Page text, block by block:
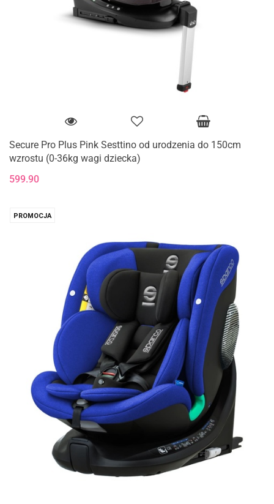
Secure Pro Plus Pink Sesttino od urodzenia do 150cm
wzrostu (0-36kg wagi dziecka)
599.90
PROMOCJA